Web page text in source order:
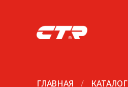
ГЛАВНАЯ / КАТАЛОГ